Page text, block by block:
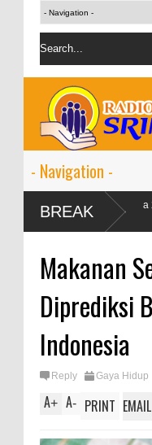
BREAK
perbankan pada 2024 tumbuh
Makanan
Diprediksi
Indonesia
Reply Gaya Hidup
A+ A- PRINT EMAIL